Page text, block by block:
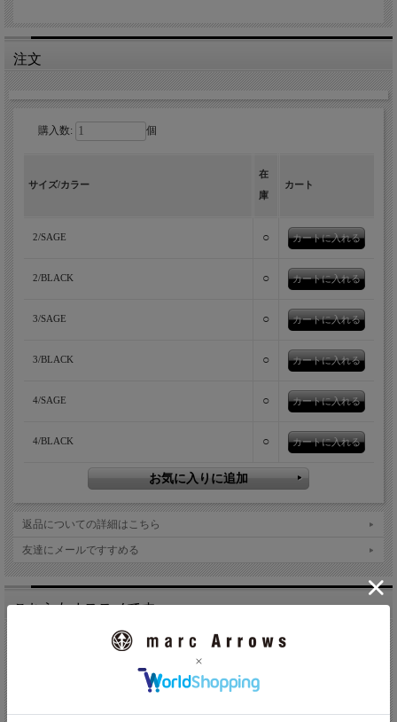
ダウンメーカーNANGAとMANUAL
ALPHABETコラボによる、インにもアウ
トにも季節も選ばないダウンジャケッ
ゆったりとしながら裾を絞ることで丸みのあるシ
注文
購入数: 個
サイズ/カラー
在
庫
カート
2/SAGE ○
2/BLACK ○
3/SAGE ○
3/BLACK ○
4/SAGE ○
4/BLACK ○
返品についての詳細はこちら
友達にメールですすめる
こちらもオススメです。